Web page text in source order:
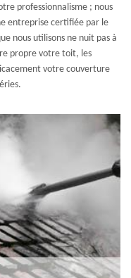
professionnalisme ; nous
entreprise certifiée par le
nous utilisons ne nuit pas à
propre votre toit, les
votre couverture